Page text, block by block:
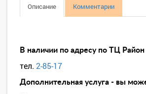
Описание Комментарии
В наличии по адресу по ТЦ
тел. 2-85-17
Дополнительная услуга - вы